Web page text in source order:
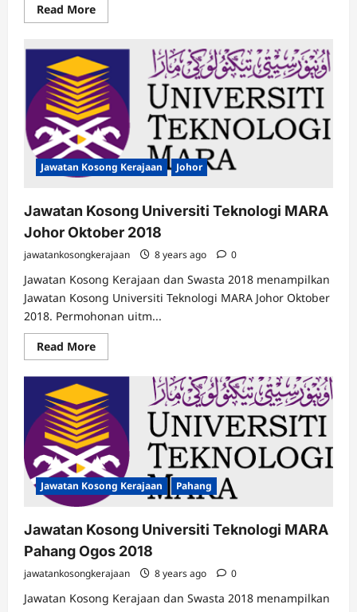
Read MoreRead
more
Kosong
Universiti
Teknologi
MARA
Terengganu
November
2018
Jawatan Kosong Kerajaan Johor
Jawatan Kosong Universiti Teknologi MARA
Johor Oktober 2018
jawatankosongkerajaan 8 years ago 0
Jawatan Kosong Kerajaan dan Swasta 2018 menampilkan
Jawatan Kosong Universiti Teknologi MARA Johor Oktober
2018. Permohonan uitm...
Read MoreRead
more
Jawatan
Kosong
Universiti
Teknologi
MARA
Johor
Oktober
2018
Jawatan Kosong Kerajaan Pahang
Jawatan Kosong Universiti Teknologi MARA
Pahang Ogos 2018
jawatankosongkerajaan 8 years ago 0
Jawatan Kosong Kerajaan dan Swasta 2018 menampilkan